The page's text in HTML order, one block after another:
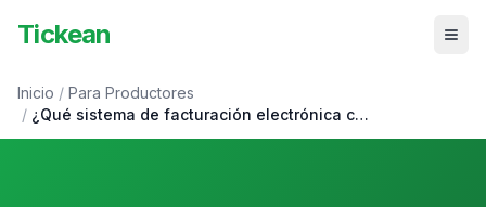
Tickean
Inicio / Para Productores
/ ¿Qué sistema de facturación electrónica c…